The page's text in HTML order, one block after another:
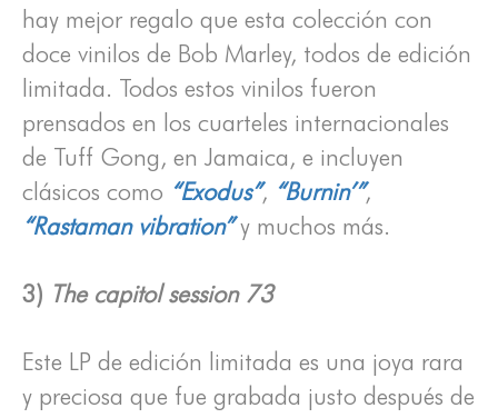
hay mejor regalo que esta colección con
doce vinilos de Bob Marley, todos de edición
limitada. Todos estos vinilos fueron
prensados en los cuarteles internacionales
de Tuff Gong, en Jamaica, e incluyen
clásicos como “Exodus”, “Burnin’”,
“Rastaman vibration”y muchos más.
3) The capitol session 73
Este LP de edición limitada es una joya rara
y preciosa que fue grabada justo después de